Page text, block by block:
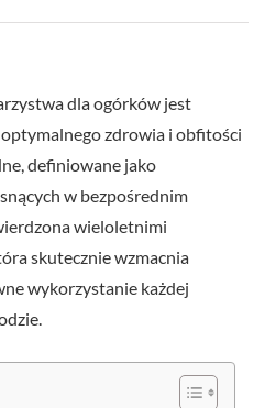
dla ogórków jest
zdrowia i obfitości
definiowane jako
w bezpośrednim
wieloletnimi
skutecznie wzmacnia
wykorzystanie każdej